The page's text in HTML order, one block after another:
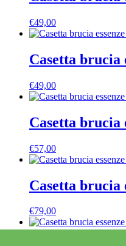
€49,00
Casetta brucia
€49,00
Casetta brucia
€57,00
Casetta brucia
€79,00